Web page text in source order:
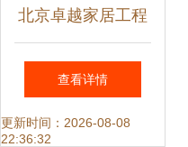
北京卓越家居工程
咨询有限公司 · 承
接“荣丰嘉园2期楼
查看详情
更新时间：2026-08-08
22:36:32